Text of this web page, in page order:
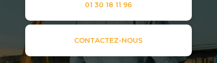
01 30 18 11 96
CONTACTEZ-NOUS